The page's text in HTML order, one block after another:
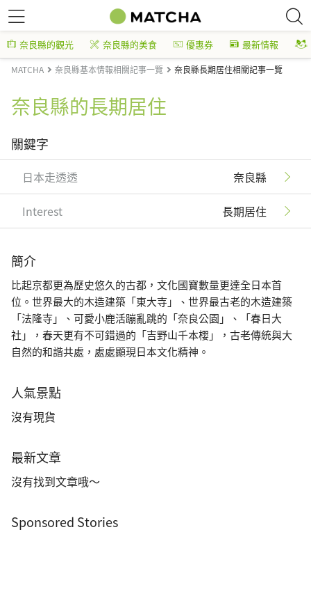
奈良縣的觀光 奈良縣的美食 優惠券 最新情報
MATCHA 奈良縣基本情報相關記事一覽 奈良縣長期居住相關記事一覽
奈良縣的長期居住
關鍵字
日本走透透 奈良縣
Interest 長期居住
簡介
比起京都更為歷史悠久的古都，文化國寶數量更達全日本首
位。世界最大的木造建築「東大寺」、世界最古老的木造建築
「法隆寺」、可愛小鹿活蹦亂跳的「奈良公園」、「春日大
社」，春天更有不可錯過的「吉野山千本櫻」，古老傳統與大
自然的和諧共處，處處顯現日本文化精神。
人氣景點
沒有現貨
最新文章
沒有找到文章哦～
Sponsored Stories